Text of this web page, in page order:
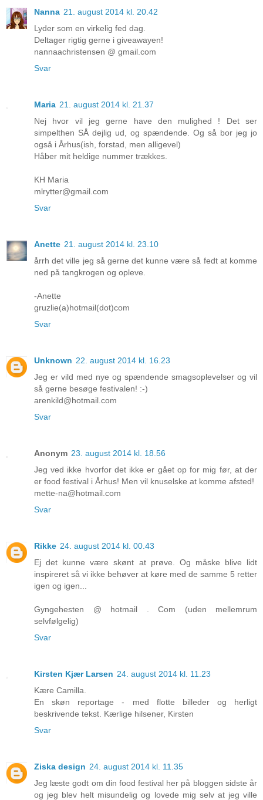
Nanna 21. august 2014 kl. 20.42
Lyder som en virkelig fed dag.
Deltager rigtig gerne i giveawayen!
nannaachristensen @ gmail.com
Svar
Maria 21. august 2014 kl. 21.37
Nej hvor vil jeg gerne have den mulighed ! Det ser
simpelthen SÅ dejlig ud, og spændende. Og så bor jeg jo
også i Århus(ish, forstad, men alligevel)
Håber mit heldige nummer trækkes.
KH Maria
mlrytter@gmail.com
Svar
Anette 21. august 2014 kl. 23.10
årrh det ville jeg så gerne det kunne være så fedt at komme
ned på tangkrogen og opleve.
-Anette
gruzlie(a)hotmail(dot)com
Svar
Unknown 22. august 2014 kl. 16.23
Jeg er vild med nye og spændende smagsoplevelser og vil
så gerne besøge festivalen! :-)
arenkild@hotmail.com
Svar
Anonym 23. august 2014 kl. 18.56
Jeg ved ikke hvorfor det ikke er gået op for mig før, at der
er food festival i Århus! Men vil knuselske at komme afsted!
mette-na@hotmail.com
Svar
Rikke 24. august 2014 kl. 00.43
Ej det kunne være skønt at prøve. Og måske blive lidt
inspireret så vi ikke behøver at køre med de samme 5 retter
igen og igen...
Gyngehesten @ hotmail . Com (uden mellemrum
selvfølgelig)
Svar
Kirsten Kjær Larsen 24. august 2014 kl. 11.23
Kære Camilla.
En skøn reportage - med flotte billeder og herligt
beskrivende tekst. Kærlige hilsener, Kirsten
Svar
Ziska design 24. august 2014 kl. 11.35
Jeg læste godt om din food festival her på bloggen sidste år
og jeg blev helt misundelig og lovede mig selv at jeg ville